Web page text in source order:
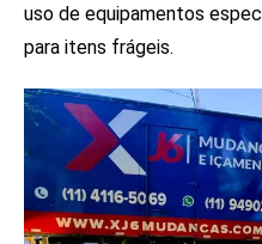
uso de equipamentos
para itens frágeis.